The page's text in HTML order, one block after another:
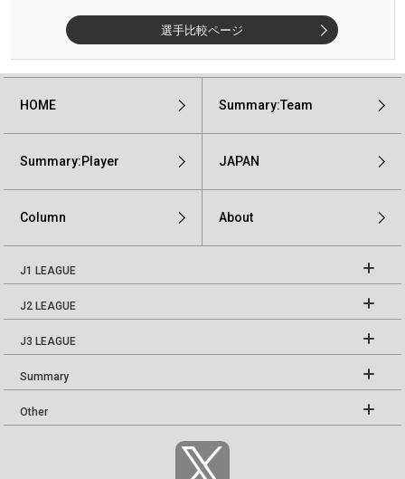
選手比較ページ
HOME Summary:Team
Summary:Player JAPAN
Column About
J1 LEAGUE
J2 LEAGUE
J3 LEAGUE
Summary
Other